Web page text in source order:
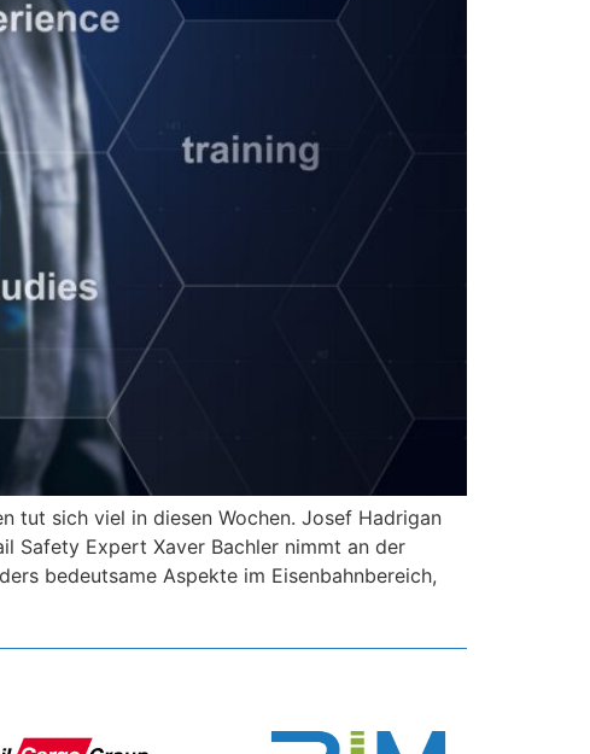
tut sich viel in diesen Wochen. Josef Hadrigan
Safety Expert Xaver Bachler nimmt an der
bedeutsame Aspekte im Eisenbahnbereich,